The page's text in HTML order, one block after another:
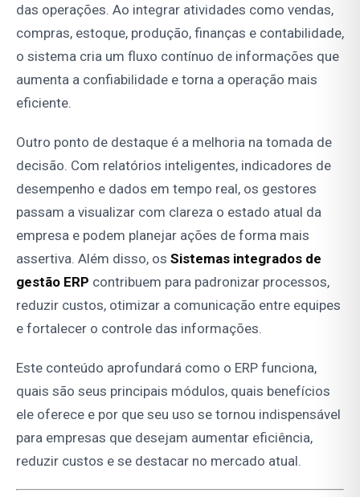
das operações. Ao integrar atividades como vendas,
compras, estoque, produção, finanças e contabilidade,
o sistema cria um fluxo contínuo de informações que
aumenta a confiabilidade e torna a operação mais
eficiente.
Outro ponto de destaque é a melhoria na tomada de
decisão. Com relatórios inteligentes, indicadores de
desempenho e dados em tempo real, os gestores
passam a visualizar com clareza o estado atual da
empresa e podem planejar ações de forma mais
assertiva. Além disso, os Sistemas integrados de
gestão ERP contribuem para padronizar processos,
reduzir custos, otimizar a comunicação entre equipes
e fortalecer o controle das informações.
Este conteúdo aprofundará como o ERP funciona,
quais são seus principais módulos, quais benefícios
ele oferece e por que seu uso se tornou indispensável
para empresas que desejam aumentar eficiência,
reduzir custos e se destacar no mercado atual.